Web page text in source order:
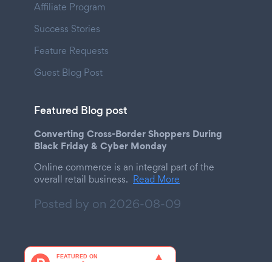
Affiliate Program
Success Stories
Feature Requests
Guest Blog Post
Featured Blog post
Converting Cross-Border Shoppers During
Black Friday & Cyber Monday
Online commerce is an integral part of the
overall retail business. Read More
Posted by on 2026-08-09